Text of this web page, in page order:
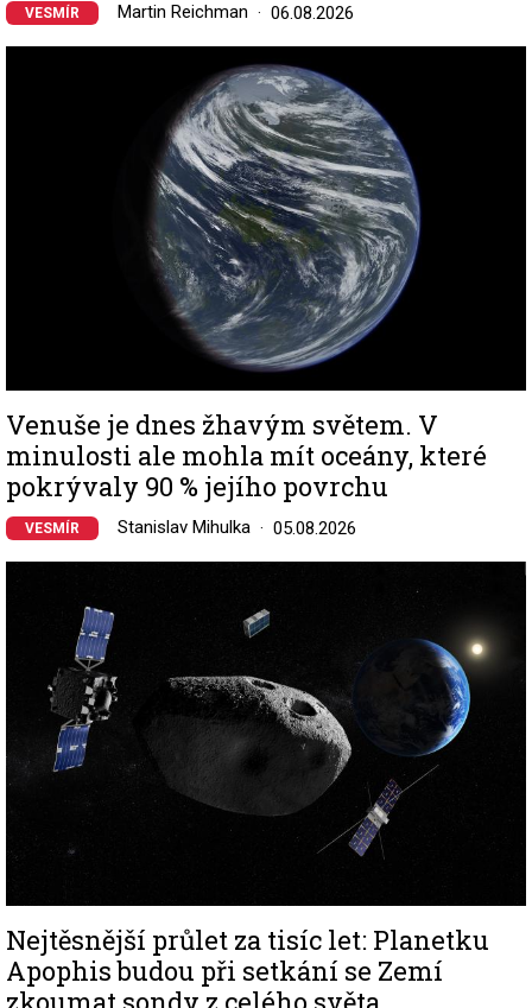
VESMÍR Martin Reichman 06.08.2026
Venuše je dnes žhavým světem. V
minulosti ale mohla mít oceány, které
pokrývaly 90 % jejího povrchu
VESMÍR Stanislav Mihulka 05.08.2026
Nejtěsnější průlet za tisíc let: Planetku
Apophis budou při setkání se Zemí